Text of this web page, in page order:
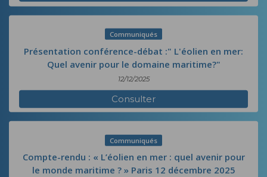
Communiqués
Présentation conférence-débat :" L'éolien en mer:
Quel avenir pour le domaine maritime?"
12/12/2025
Consulter
Communiqués
Compte-rendu : « L’éolien en mer : quel avenir pour
le monde maritime ? » Paris 12 décembre 2025